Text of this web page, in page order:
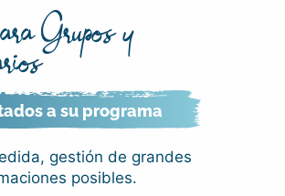
Grupos y
a su programa
gestión de grandes
posibles.